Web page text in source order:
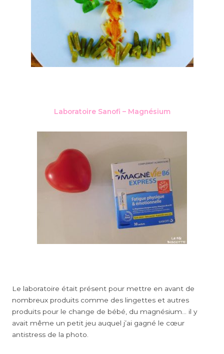
Laboratoire Sanofi – Magnésium
Le laboratoire était présent pour mettre en avant de
nombreux produits comme des lingettes et autres
produits pour le change de bébé, du magnésium… il y
avait même un petit jeu auquel j’ai gagné le cœur
antistress de la photo.